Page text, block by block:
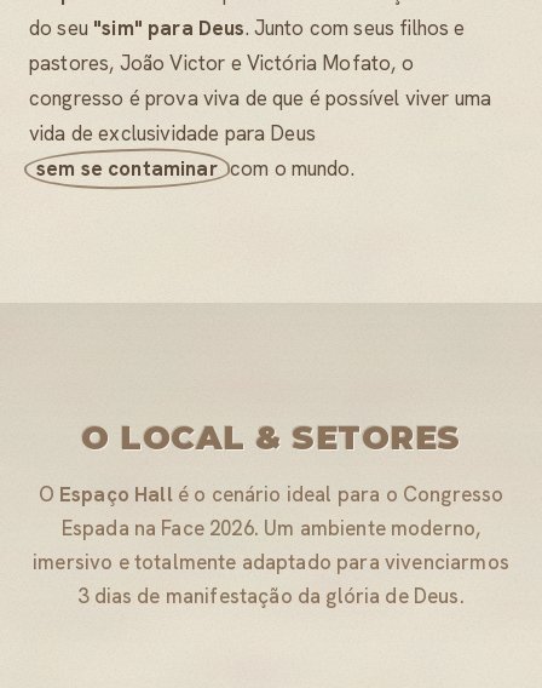
do seu "sim" para Deus. Junto com seus filhos e
pastores, João Victor e Victória Mofato, o
congresso é prova viva de que é possível viver uma
vida de exclusividade para Deus
sem se contaminar com o mundo.
O LOCAL & SETORES
O Espaço Hallé o cenário ideal para o Congresso
Espada na Face 2026. Um ambiente moderno,
imersivo e totalmente adaptado para vivenciarmos
3 dias de manifestação da glória de Deus.